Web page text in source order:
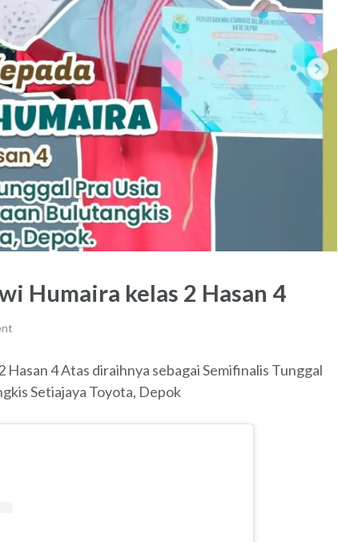
Humaira kelas 2 Hasan 4
4 Atas diraihnya sebagai Semifinalis Tunggal
Setiajaya Toyota, Depok